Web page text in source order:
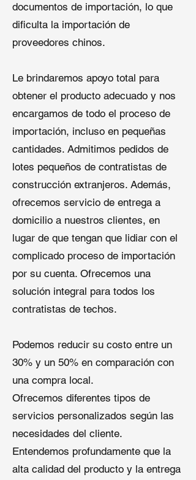
versátiles para diversas tareas de
techado:
techos de OSB o contrachapado
para techos residenciales y
comerciales.
Fieltro para Techos y Membranas
confiable para barreras de
humedad y membranas
sintéticas.
Reparaciones de Techos y Re-
: Facilita la instalación
eficiente sobre techos existentes
o durante la restauración.
Regiones con Vientos Fuertes:
Los clavos en bobina de acero
anilloofrecen una capacidad de
sujeción superior para áreas
Longitud : 1-3/4" (personalizable)
Diámetro: 0.120" (11 gauge)
Material
: Acero galvanizado o
inoxidable
Colocación: En alambre, 120
clavos por bobina
documentos de importación, lo que
dificulta la importación de
proveedores chinos.
Le brindaremos apoyo total para
obtener el producto adecuado y nos
encargamos de todo el proceso de
importación, incluso en pequeñas
cantidades. Admitimos pedidos de
lotes pequeños de contratistas de
construcción extranjeros. Además,
ofrecemos servicio de entrega a
domicilio a nuestros clientes, en
lugar de que tengan que lidiar con el
complicado proceso de importación
por su cuenta. Ofrecemos una
solución integral para todos los
contratistas de techos.
Podemos reducir su costo entre un
30% y un 50% en comparación con
una compra local.
Ofrecemos diferentes tipos de
servicios personalizados según las
necesidades del cliente.
Entendemos profundamente que la
alta calidad del producto y la entrega